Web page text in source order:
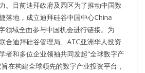
。目前迪拜政府及园区为了推动中国数
落地，成立迪拜硅谷中国中心China
领域全面参与中国机会进行链接。为
合迪拜硅谷管理局、ATC亚洲华人投资
者和多位企业领袖共同发起“全球数字产
在构建全球领先的数字产业投资平台，